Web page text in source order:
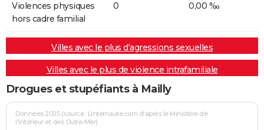
Violences physiques
hors cadre familial
0 0,00 ‰
Villes avec le plus d'agressions sexuelles
Villes avec le plus de violence intrafamiliale
Drogues et stupéfiants à Mailly
Données 2025 (source : Linternaute.com d'après le Ministère de
l'Intérieur et des Outre-Mer)